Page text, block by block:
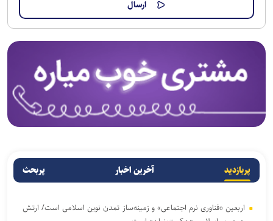
پربازدید آخرین اخبار پربحث
اربعین «فناوری نرم اجتماعی» و زمینه‌ساز تمدن نوین اسلامی است/ ارتش